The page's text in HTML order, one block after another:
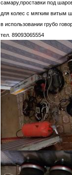
самару,проставки под
для колес с мягким витым
в использовании грубо
тел. 89093065554